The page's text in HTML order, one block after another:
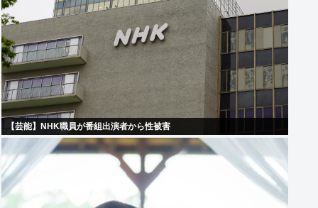
【芸能】NHK職員が番組出演者から性被害